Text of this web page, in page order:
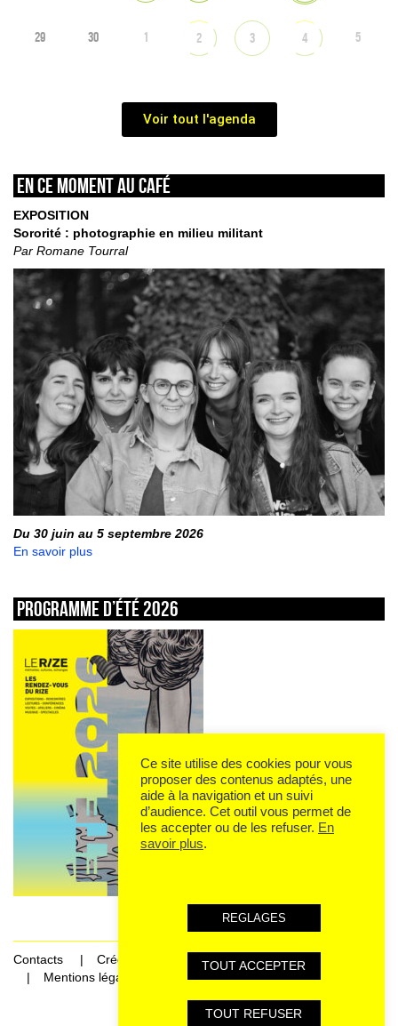
29 30 1 2 3 4 5
Voir tout l'agenda
En ce moment au café
EXPOSITION
Sororité : photographie en milieu militant
Par Romane Tourral
Du 30 juin au 5 septembre 2026
En savoir plus
Programme d’été 2026
Contacts
Crédits
Mentions légales et données personnelles
Ce site utilise des cookies pour vous
proposer des contenus adaptés, une
aide à la navigation et un suivi
d’audience. Cet outil vous permet de
les accepter ou de les refuser. En
savoir plus.
REGLAGES
TOUT ACCEPTER
TOUT REFUSER